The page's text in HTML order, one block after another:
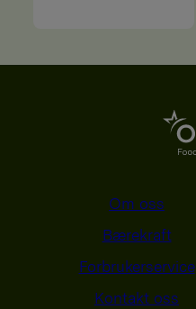
Om oss
Bærekraft
Forbrukerservice
Kontakt oss